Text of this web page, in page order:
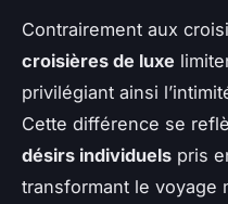
Contrairement aux
croisières de luxe
privilégiant ainsi
Cette différence se
désirs individuels pris
transformant le voyage